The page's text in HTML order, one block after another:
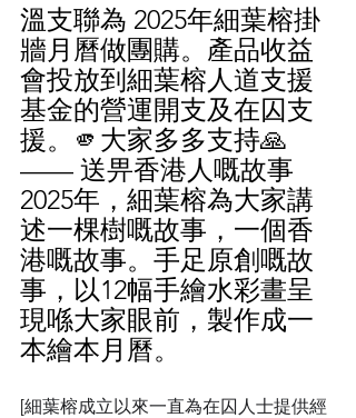
溫支聯為 2025年細葉榕掛
牆月曆做團購。產品收益
會投放到細葉榕人道支援
基金的營運開支及在囚支
援。🫵大家多多支持🙏
—— 送畀香港人嘅故事
2025年，細葉榕為大家講
述一棵樹嘅故事，一個香
港嘅故事。手足原創嘅故
事，以12幅手繪水彩畫呈
現喺大家眼前，製作成一
本繪本月曆。
[細葉榕成立以來一直為在囚人士提供經